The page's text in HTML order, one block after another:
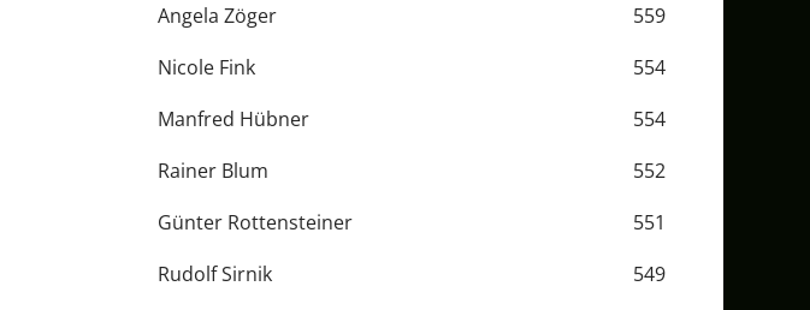
Angela Zöger
559
Nicole Fink
554
Manfred Hübner
554
Rainer Blum
552
Günter Rottensteiner
551
Rudolf Sirnik
549